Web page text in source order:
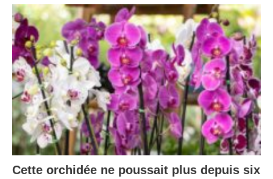
Cette orchidée ne poussait plus depuis six